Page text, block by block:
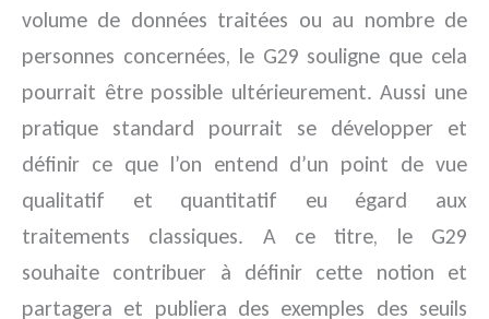
volume de données traitées ou au nombre de
personnes concernées, le G29 souligne que cela
pourrait être possible ultérieurement. Aussi une
pratique standard pourrait se développer et
définir ce que l’on entend d’un point de vue
qualitatif et quantitatif eu égard aux
traitements classiques. A ce titre, le G29
souhaite contribuer à définir cette notion et
partagera et publiera des exemples des seuils